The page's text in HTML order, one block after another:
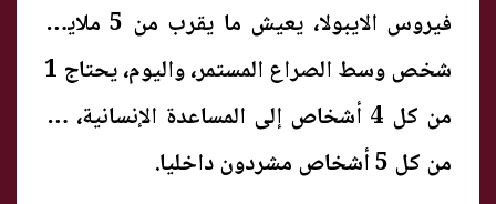
فيروس الايبولا، يعيش ما يقرب من 5 ملايين
شخص وسط الصراع المستمر، واليوم، يحتاج 1
من كل 4 أشخاص إلى المساعدة الإنسانية، و1
من كل 5 أشخاص مشردون داخليا.